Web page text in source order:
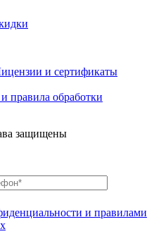
и сертификаты
правила обработки
защищены
и правилами